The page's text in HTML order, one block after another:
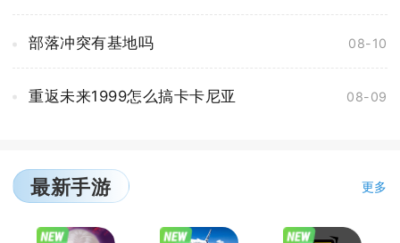
部落冲突有基地吗 08-10
重返未来1999怎么搞卡卡尼亚 08-09
最新手游 更多